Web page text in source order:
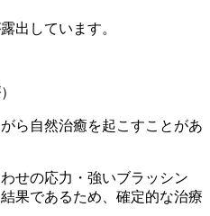
出しています。
）
ら自然治癒を起こすことがあ
せの応力・強いブラッシン
果であるため、確定的な治療